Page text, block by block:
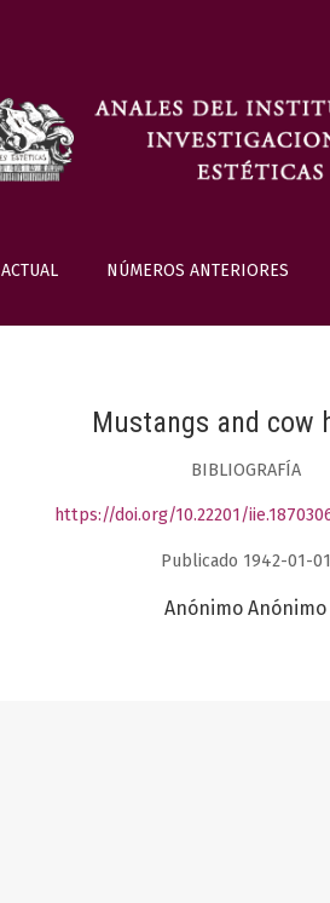
ACTUAL NÚMEROS ANTERIORES
Mustangs and cow
BIBLIOGRAFÍA
https://doi.org/10.22201/
Publicado 1942-01-01
Anónimo Anónimo